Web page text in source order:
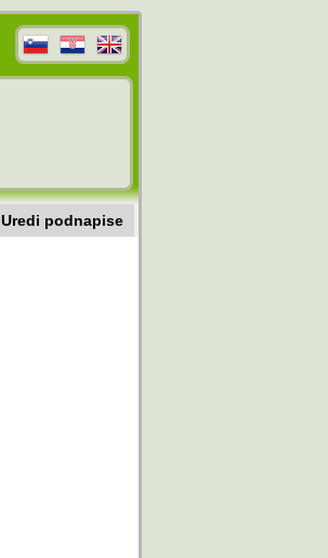
Uredi podnapise